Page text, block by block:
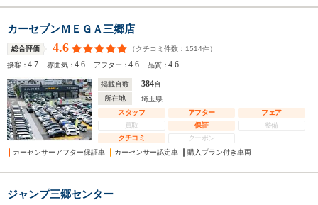
カーセブンＭＥＧＡ三郷店
総合評価 4.6 （クチコミ件数： 1514件）
接客：4.7 雰囲気：4.6 アフター：4.6 品質：4.6
掲載台数 384台
所在地
埼玉県
スタッフ
アフター
フェア
買取
保証
整備
クチコミ
クーポン
カーセンサーアフター保証車
カーセンサー認定車 購入プラン付き車両
ジャンプ三郷センター